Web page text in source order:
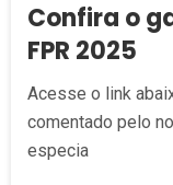
Confira o
FPR 2025
Acesse o link
comentado pelo
especia